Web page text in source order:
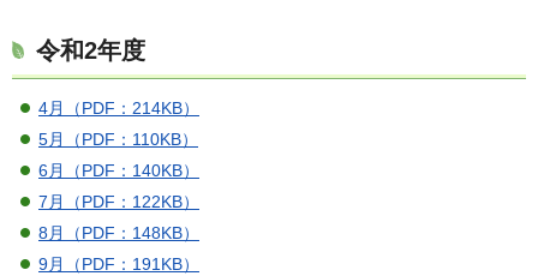
令和2年度
4月（PDF：214KB）
5月（PDF：110KB）
6月（PDF：140KB）
7月（PDF：122KB）
8月（PDF：148KB）
9月（PDF：191KB）